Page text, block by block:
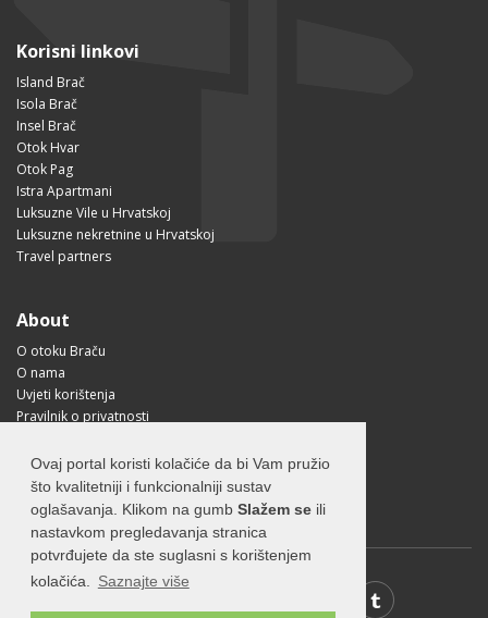
Ovaj portal koristi kolačiće da bi Vam pružio
što kvalitetniji i funkcionalniji sustav
oglašavanja. Klikom na gumb Slažem se ili
nastavkom pregledavanja stranica
potvrđujete da ste suglasni s korištenjem
kolačića.
Saznajte više
Korisni linkovi
Island Brač
Isola Brač
Insel Brač
Otok Hvar
Otok Pag
Istra Apartmani
Luksuzne Vile u Hrvatskoj
Luksuzne nekretnine u Hrvatskoj
Travel partners
About
O otoku Braču
O nama
Uvjeti korištenja
Pravilnik o privatnosti
Kako doći na Brač?
Visit Croatia